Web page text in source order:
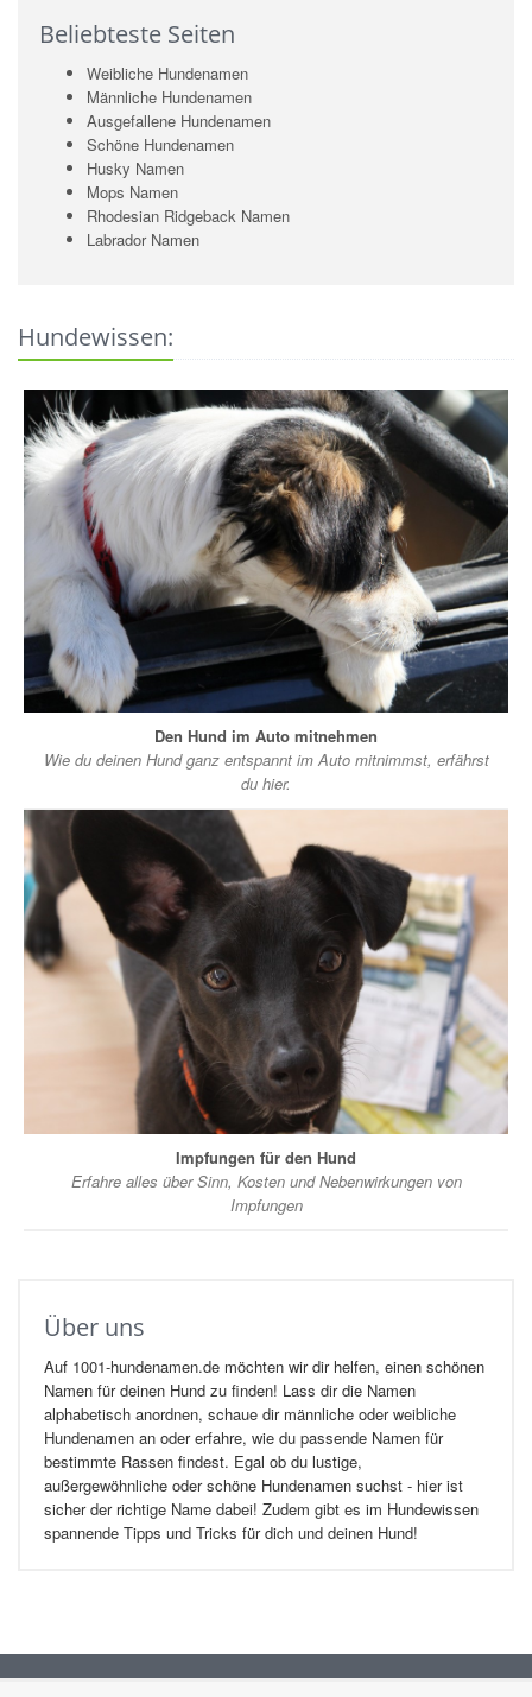
Beliebteste Seiten
Weibliche Hundenamen
Männliche Hundenamen
Ausgefallene Hundenamen
Schöne Hundenamen
Husky Namen
Mops Namen
Rhodesian Ridgeback Namen
Labrador Namen
Hundewissen:
Den Hund im Auto mitnehmen
Wie du deinen Hund ganz entspannt im Auto mitnimmst, erfährst
du hier.
Impfungen für den Hund
Erfahre alles über Sinn, Kosten und Nebenwirkungen von
Impfungen
Über uns
Auf 1001-hundenamen.de möchten wir dir helfen, einen schönen
Namen für deinen Hund zu finden! Lass dir die Namen
alphabetisch anordnen, schaue dir männliche oder weibliche
Hundenamen an oder erfahre, wie du passende Namen für
bestimmte Rassen findest. Egal ob du lustige,
außergewöhnliche oder schöne Hundenamen suchst - hier ist
sicher der richtige Name dabei! Zudem gibt es im Hundewissen
spannende Tipps und Tricks für dich und deinen Hund!